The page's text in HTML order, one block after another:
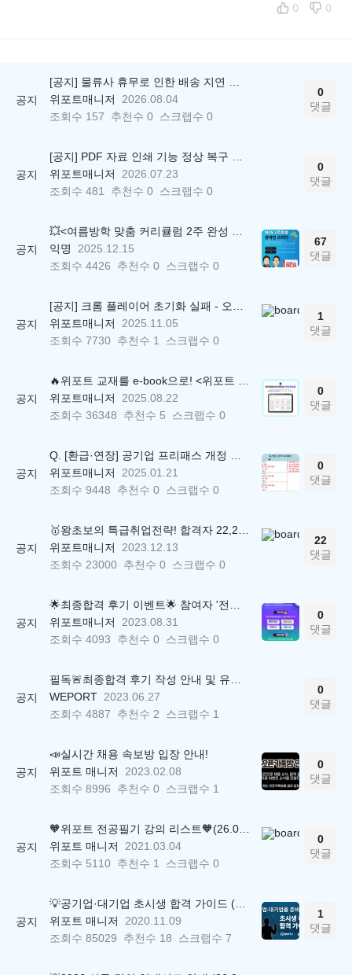
0 0
공지
위포트매니저
2026.08.04
조회수 157 추천수 0 스크랩수 0
0
댓글
공지
위포트매니저
2026.07.23
조회수 481 추천수 0 스크랩수 0
0
댓글
공지
익명
2025.12.15
조회수 4426 추천수 0 스크랩수 0
67
댓글
공지
위포트매니저
2025.11.05
조회수 7730 추천수 1 스크랩수 0
1
댓글
공지
위포트매니저
2025.08.22
조회수 36348 추천수 5 스크랩수 0
0
댓글
공지
위포트매니저
2025.01.21
조회수 9448 추천수 0 스크랩수 0
0
댓글
공지
위포트매니저
2023.12.13
조회수 23000 추천수 0 스크랩수 0
22
댓글
공지
위포트매니저
2023.08.31
조회수 4093 추천수 0 스크랩수 0
0
댓글
공지
WEPORT 2023.06.27
조회수 4887 추천수 2 스크랩수 1
0
댓글
공지
📣실시간 채용 속보방 입장 안내!
위포트 매니저
2023.02.08
조회수 8996 추천수 0 스크랩수 1
0
댓글
공지
위포트 매니저
2021.03.04
조회수 5110 추천수 1 스크랩수 0
0
댓글
공지
위포트 매니저
2020.11.09
조회수 85029 추천수 18 스크랩수 7
1
댓글